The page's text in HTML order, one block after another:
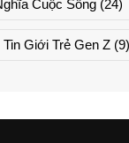
Cuộc Sống (24)
Giới Trẻ Gen Z (9)